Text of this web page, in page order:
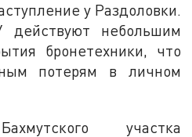
у Раздоловки.
действуют небольшим
бронетехники, что
потерям в личном
участка